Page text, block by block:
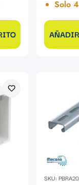
Solo
SKU: